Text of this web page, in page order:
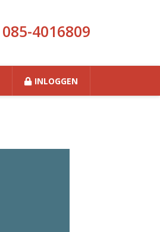
085-4016809
INLOGGEN